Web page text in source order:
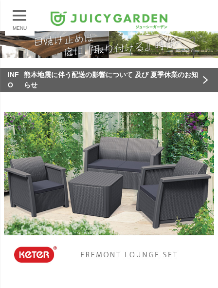
MENU
INF
O
熊本地震に伴う配送の影響について 及び 夏季休業のお知
らせ